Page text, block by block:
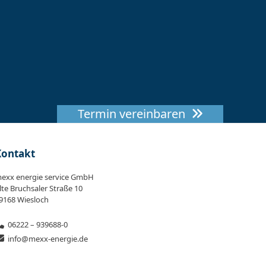
Termin vereinbaren
energie service GmbH
Bruchsaler Straße 10
Wiesloch
06222 – 939688-0
info@mexx-energie.de